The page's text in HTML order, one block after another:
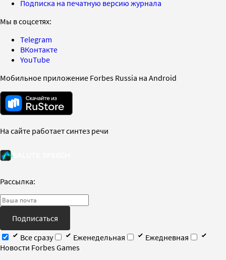
Подписка на печатную версию журнала
Мы в соцсетях:
Telegram
ВКонтакте
YouTube
Мобильное приложение Forbes Russia на Android
На сайте работает синтез речи
Рассылка:
Подписаться
Все сразу
Еженедельная
Ежедневная
Новости Forbes Games